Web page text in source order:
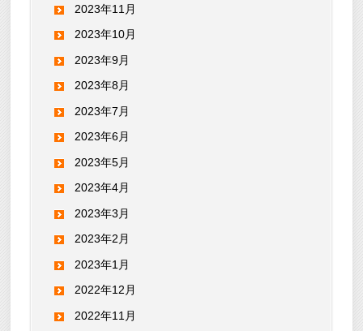
2023年11月
2023年10月
2023年9月
2023年8月
2023年7月
2023年6月
2023年5月
2023年4月
2023年3月
2023年2月
2023年1月
2022年12月
2022年11月